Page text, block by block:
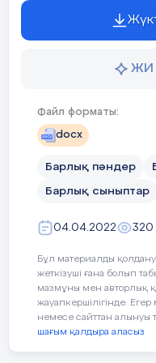
қазіргі
редакциялау
символ,
әсер, ықпал;
жеткізу
объектілер
әрекетгестік
тышқанмен
басқа бөлігіне
байланыс
торабын
ЖИ
Файл форматы:
docx
Барлық пәндер
Барлық сыныптар
04.04.2022 320
Бұл материалды
жеткізуші ғана болып
мазмұны мен авторлық
жауапкершілігінде.
немесе сайттан алынуы
шағым қалдыра аласыз